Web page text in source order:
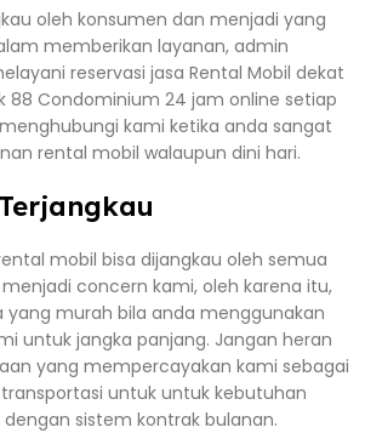
oleh konsumen dan menjadi yang
memberikan layanan, admin
reservasi jasa Rental Mobil dekat
88 Condominium 24 jam online setiap
kami ketika anda sangat
rental mobil walaupun dini hari.
mobil bisa dijangkau oleh semua
concern kami, oleh karena itu,
yang murah bila anda menggunakan
untuk jangka panjang. Jangan heran
yang mempercayakan kami sebagai
untuk untuk kebutuhan
sistem kontrak bulanan.